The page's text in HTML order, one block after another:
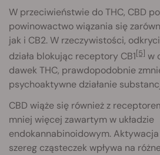
W przeciwieństwie do THC, CBD
powinowactwo wiązania się
jak i CB2. W rzeczywistości,
działa blokując receptory CB1[5] w
dawek THC, prawdopodobnie
psychoaktywne działanie
CBD wiąże się również z
mniej więcej zawartym w układzie
endokannabinoidowym.
szereg cząsteczek wpływa na